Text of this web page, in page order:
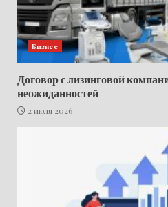
Бизнес
Договор с лизинговой
неожиданностей
2 июля 2026